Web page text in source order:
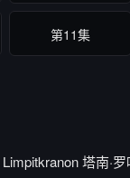
第11集
Limpitkranon塔南·